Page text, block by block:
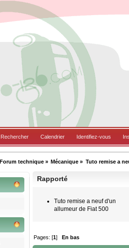
Rechercher Calendrier Identifiez-vous
Forum technique» Mécanique » Tuto remise a
Rapporté
Tuto remise a neuf d'un
allumeur de Fiat 500
Pages: [1] En bas